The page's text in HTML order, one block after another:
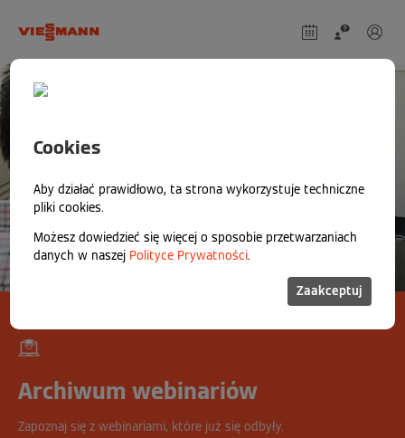
Cookies
Aby działać prawidłowo, ta strona wykorzystuje techniczne
pliki cookies.
Możesz dowiedzieć się więcej o sposobie przetwarzaniach
danych w naszej Polityce Prywatności.
Zaakceptuj
Archiwum webinariów
Zapoznaj się z webinariami, które już się odbyły.